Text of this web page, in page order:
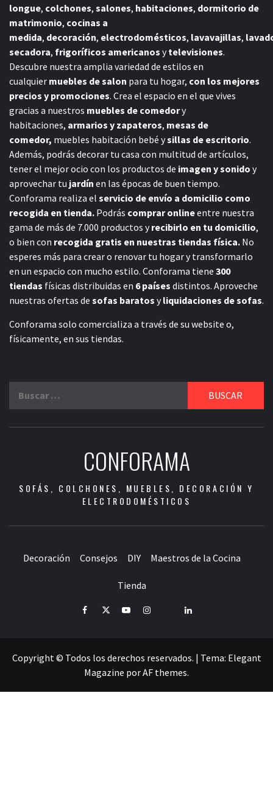
longue, colchones, salones, habitaciones, dormitorio de
matrimonio, cocinas a
medida, decoración, electrodomésticos, lavavajillas,
secadora, frigoríficos americanos ytelevisiones.
Descubre nuestra amplia variedad de estilos en
cualquier muebles de salon para tu hogar, con los mejores
precios y promociones. Crea el espacio en el que vives
gracias a nuestros muebles de comedory
habitaciones, armarios y zapateros, mesas de
comedor, muebles habitación bebé ysillas de escritorio.
Además, podrás decorar tu casa con multitud de artículos,
tener el mejor ocio con los productos de imagen y sonido y
aprovechar tu jardín en las épocas de buen tiempo.
Conforama realiza el servicio de envío a domicilio como
recogida en tienda. Podrás comprar onlineentre nuestra
gama de más de 7.000 productos yrecibirlo en tu domicilio,
o bien con recogida gratis en nuestras tiendas física. No
esperes más para crear o renovar tu hogar y transformarlo
en un espacio con mucho estilo. Conforama tiene 300
tiendas físicas distribuidas en 6 países distintos. Aproveche
nuestras ofertas de sofas baratos yliquidaciones de sofas.
Conforama solo comercializa a través de su website o,
físicamente, en sus tiendas.
CONFORAMA
SOFÁS, COLCHONES, MUEBLES, DECORACIÓN Y
ELECTRODOMÉSTICOS
Decoración Consejos DIY Maestros de la Cocina
Tienda
FacebookTwitterYoutubeInstagramPinterestLinkedIn
Copyright © Todos los derechos reservados. | Tema: Elegant
Magazine porAF themes.